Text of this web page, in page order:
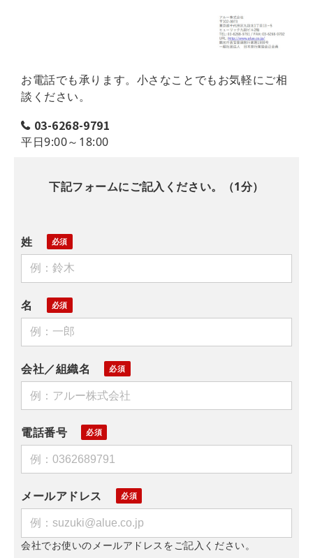
お電話でも承ります。小さなことでもお気軽にご相
談ください。
03-6268-9791
平日9:00～18:00
下記フォームにご記入ください。（1分）
姓
名
会社／組織名
電話番号
メールアドレス
会社でお使いのメールアドレスをご記入ください。